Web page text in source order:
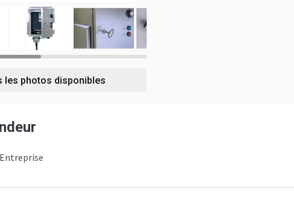
les photos disponibles
Entreprise